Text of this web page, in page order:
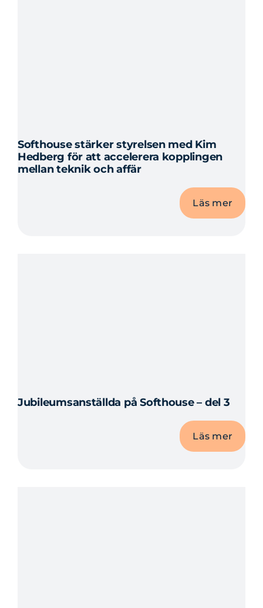
Softhouse stärker styrelsen med Kim
Hedberg för att accelerera kopplingen
mellan teknik och affär
Läs mer
Jubileumsanställda på Softhouse – del 3
Läs mer